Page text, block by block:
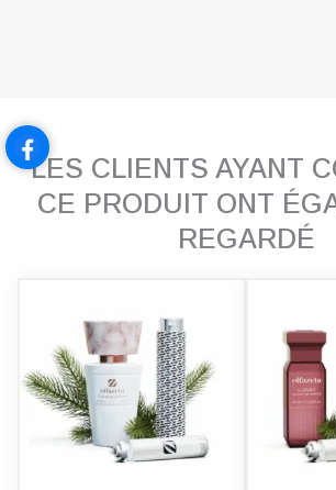
LES CLIENTS AYANT
CE PRODUIT ONT
REGARDÉ